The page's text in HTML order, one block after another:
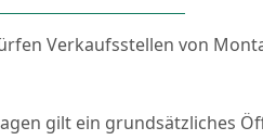
Verkaufsstellen von
gilt ein grundsätzliches